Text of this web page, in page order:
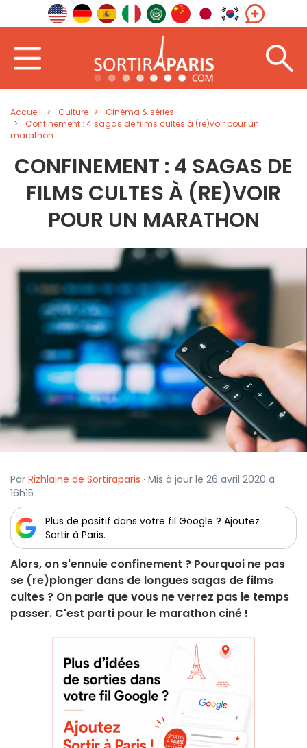
Accueil Culture
Cinéma & séries
Confinement : 4 sagas de films cultes à (re)voir pour un
marathon
CONFINEMENT : 4 SAGAS DE
FILMS CULTES À (RE)VOIR
POUR UN MARATHON
Par Rizhlaine de Sortiraparis · Mis à jour le 26 avril 2020 à
16h15
Plus de positif dans votre fil Google ? Ajoutez
Sortir à Paris.
Alors, on s'ennuie confinement ? Pourquoi ne pas
se (re)plonger dans de longues sagas de films
cultes ? On parie que vous ne verrez pas le temps
passer. C'est parti pour le marathon ciné !